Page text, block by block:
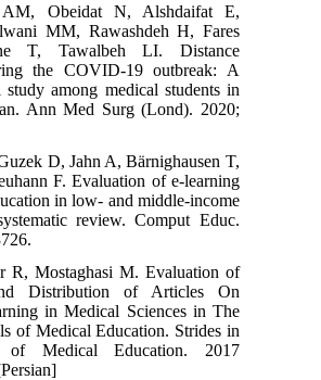
AM, Obeidat N, Alshdaifat E,
MM, Rawashdeh H, Fares
T, Tawalbeh LI. Distance
the COVID-19 outbreak: A
study among medical students in
Ann Med Surg (Lond). 2020;
Guzek D, Jahn A, Bärnighausen T,
F. Evaluation of e-learning
in low- and middle-income
review. Comput Educ.
R, Mostaghasi M. Evaluation of
Distribution of Articles On
in Medical Sciences in The
of Medical Education. Strides in
of Medical Education. 2017